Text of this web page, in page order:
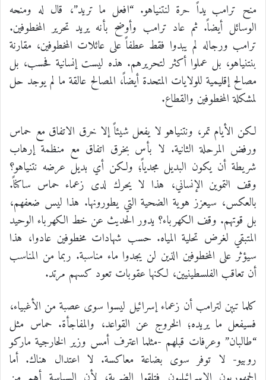
منح ترامب يداً حرة لنتنياهو. “افعل ما تريد”، قال له ومنحه
الوسائل أيضاً. ثم عاد ترامب وأوضح بأنه يريد تحرير المخطوفين.
ترامب ورجاله لم يبدوا فقط عطفاً على عائلات المخطوفين، مقارنة
بنتنياهو، بل عملوا أكثر لتحريرهم. هذه ليست إنسانية فحسب، بل
مصالح إقليمية للولايات المتحدة أيضاً، المصالح عالقة ما لم يوجد حل
لمشكلة المخطوفين والقطاع.
لكن الأيام تمر، ونتنياهو لا يفعل شيئاً إلا خرق الاتفاق مع حماس
ورفض المرحلة الثانية. لا بأس بخرق اتفاق مع منظمة إرهاب
شريطة أن يكون البديل مجدياً؛ ولكن أي بديل عرضه نتنياهو؟
وقف التموين الإنساني، هذا لا يحرك لدى زعماء حماس ساكناً.
بالعكس، سيعزز هوية الضحية التي يطورونها. هذا ليس ضعفهم،
بل قوتهم. وقف الكهرباء؟ يدور الحديث عن خط الكهرباء الوحيد
المتبقي لغرض تحلية المياه. حسب شهادات مخطوفين عادوا، هذا
سيؤثر على المخطوفين الذين لن يجدوا ماء مناسبة. ربما من المناسب
أن تعاقب الفلسطينيين، لكنها عقوبات تعود كسهم مرتد.
كلما تبين لترامب أن زعماء إسرائيل ليسوا سوى عصبة من الأغبياء،
فسيفعل ما يريده؛ الخروج عن القواعد، والمفاجأة. حماس مثل
“طالبان” وعرفات قبلهم -مثلما اعترف أمس وزير الخارجية ماركو
روبيو- لا توفر سوى بضاعة معاكسة. لا اعتدال هناك. أما